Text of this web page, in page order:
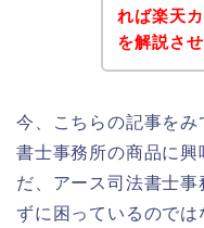
れば楽天
を解説さ
今、こちらの記事を
書士事務所の商品に
だ、アース司法書士事
ずに困っているのでは